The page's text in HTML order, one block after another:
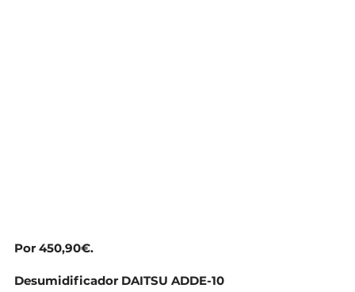
Por 450,90€.
Desumidificador DAITSU ADDE-10